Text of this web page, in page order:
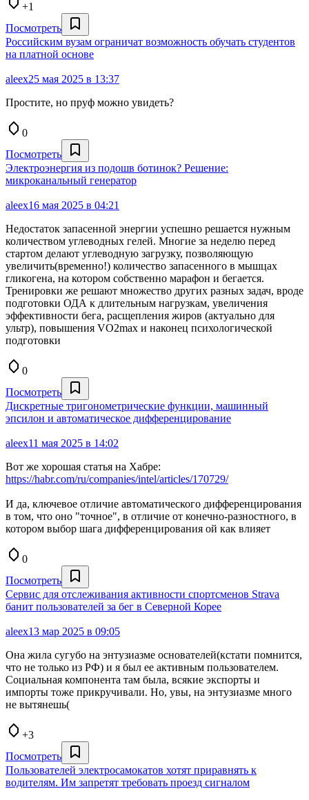
+1
Посмотреть
Российским вузам ограничат возможность обучать студентов
на платной основе
aleex25 мая 2025 в 13:37
Простите, но пруф можно увидеть?
0
Посмотреть
Электроэнергия из подошв ботинок? Решение:
микроканальный генератор
aleex16 мая 2025 в 04:21
Недостаток запасенной энергии успешно решается нужным
количеством углеводных гелей. Многие за неделю перед
стартом делают углеводную загрузку, позволяющую
увеличить(временно!) количество запасенного в мышцах
гликогена, на котором собственно марафон и бегается.
Тренировки же решают множество других разных задач, вроде
подготовки ОДА к длительным нагрузкам, увеличения
эффективности бега, расщепления жиров (актуально для
ультр), повышения VO2max и наконец психологической
подготовки
0
Посмотреть
Дискретные тригонометрические функции, машинный
эпсилон и автоматическое дифференцирование
aleex11 мая 2025 в 14:02
Вот же хорошая статья на Хабре:
https://habr.com/ru/companies/intel/articles/170729/
И да, ключевое отличие автоматического дифференцирования
в том, что оно "точное", в отличие от конечно-разностного, в
котором выбор шага дифференцирования ой как влияет
0
Посмотреть
Сервис для отслеживания активности спортсменов Strava
банит пользователей за бег в Северной Корее
aleex13 мар 2025 в 09:05
Она жила сугубо на энтузиазме основателей(кстати помнится,
что не только из РФ) и я был ее активным пользователем.
Социальная компонента там была, всякие экспорты и
импорты тоже прикручивали. Но, увы, на энтузиазме много
не вытянешь(
+3
Посмотреть
Пользователей электросамокатов хотят приравнять к
водителям. Им запретят требовать проезд сигналом